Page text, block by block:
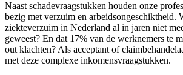
Naast schadevraagstukken houden onze
bezig met verzuim en arbeidsongeschiktheid.
ziekteverzuim in Nederland al in jaren niet
geweest? En dat 17% van de werknemers te
out klachten? Als acceptant of
met deze complexe inkomensvraagstukken.